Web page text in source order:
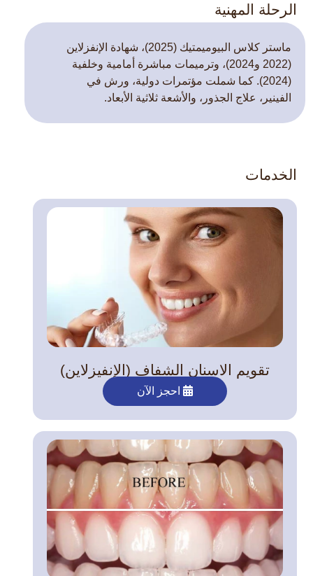
الرحلة المهنية
ماستر كلاس البيوميمتيك (2025)، شهادة الإنفزلاين
(2022 و2024)، وترميمات مباشرة أمامية وخلفية
(2024). كما شملت مؤتمرات دولية، ورش في
الفينير، علاج الجذور، والأشعة ثلاثية الأبعاد.
الخدمات
تقويم الاسنان الشفاف (الإنفيزلاين)
احجز الآن